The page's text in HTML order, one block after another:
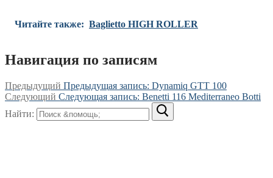
Читайте также: Baglietto HIGH ROLLER
Навигация по записям
Предыдущий Предыдущая запись: Dynamiq GTT 100
Следующий Следующая запись: Benetti 116 Mediterraneo Botti
Найти: